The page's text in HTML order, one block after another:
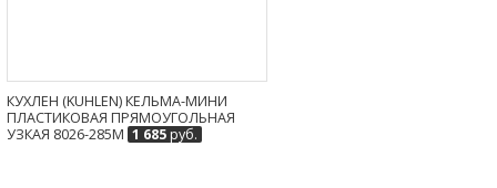
КУХЛЕН (KUHLEN) КЕЛЬМА-МИНИ
ПЛАСТИКОВАЯ ПРЯМОУГОЛЬНАЯ
УЗКАЯ 8026-285M 1 685руб.